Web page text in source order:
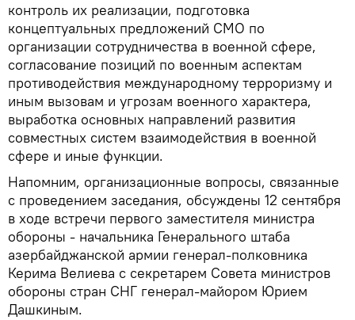
контроль их реализации, подготовка
концептуальных предложений СМО по
организации сотрудничества в военной сфере,
согласование позиций по военным аспектам
противодействия международному терроризму и
иным вызовам и угрозам военного характера,
выработка основных направлений развития
совместных систем взаимодействия в военной
сфере и иные функции.
Напомним, организационные вопросы, связанные
с проведением заседания, обсуждены 12 сентября
в ходе встречи первого заместителя министра
обороны - начальника Генерального штаба
азербайджанской армии генерал-полковника
Керима Велиева с секретарем Совета министров
обороны стран СНГ генерал-майором Юрием
Дашкиным.